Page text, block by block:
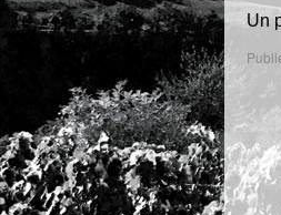
Un